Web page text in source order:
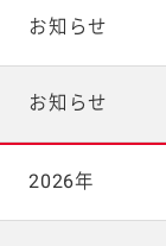
お知らせ
お知らせ
2026年